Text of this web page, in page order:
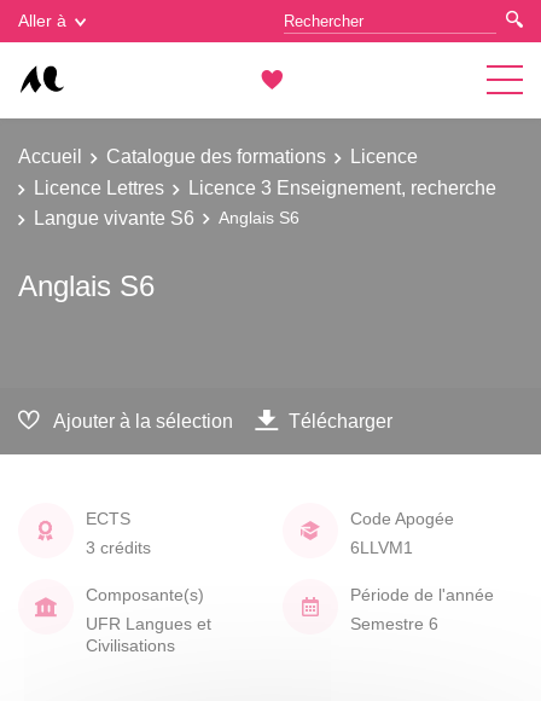
Aller à
Accueil Catalogue des formations
Licence
Licence Lettres
Licence 3 Enseignement, recherche
Langue vivante S6
Anglais S6
Anglais S6
Ajouter à la sélection Télécharger
ECTS
3 crédits
Code Apogée
6LLVM1
Composante(s)
UFR Langues et
Civilisations
Période de l'année
Semestre 6
Gestion des cookies